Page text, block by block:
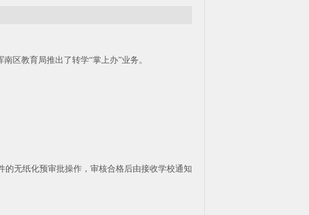
区教育局推出了转学“掌上办”业务。
无纸化预审批操作，审核合格后由接收学校通知